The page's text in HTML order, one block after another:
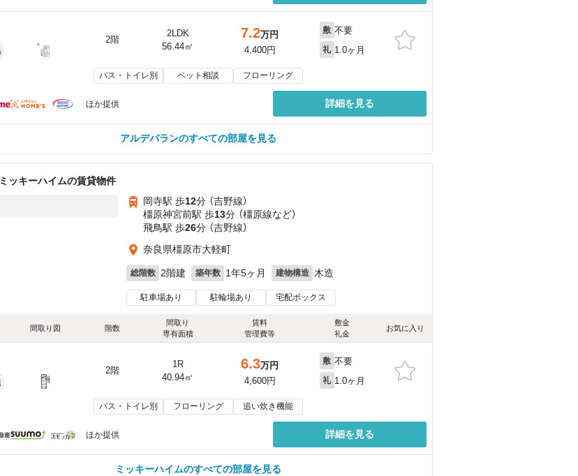
2階
2LDK
56.44㎡
7.2万円
4,400円
敷 不要
礼 1.0ヶ月
バス・トイレ別 ペット相談 フローリング
ほか提供 詳細を見る
アルデバランのすべての部屋を見る
ミッキーハイムの賃貸物件
岡寺駅 歩12分 （吉野線）
橿原神宮前駅 歩13分 （橿原線など）
飛鳥駅 歩26分 （吉野線）
奈良県橿原市大軽町
総階数 2階建 築年数 1年5ヶ月 建物構造 木造
駐車場あり 駐輪場あり 宅配ボックス
間取り図 階数
間取り
専有面積
賃料
管理費等
敷金
礼金
お気に入り
2階
1R
40.94㎡
6.3万円
4,600円
敷 不要
礼 1.0ヶ月
バス・トイレ別 フローリング 追い炊き機能
ほか提供 詳細を見る
ミッキーハイムのすべての部屋を見る